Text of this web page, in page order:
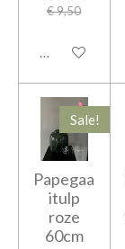
€ 9,50
In winkelwagen
Sale!
Papegaa
itulp
roze
60cm